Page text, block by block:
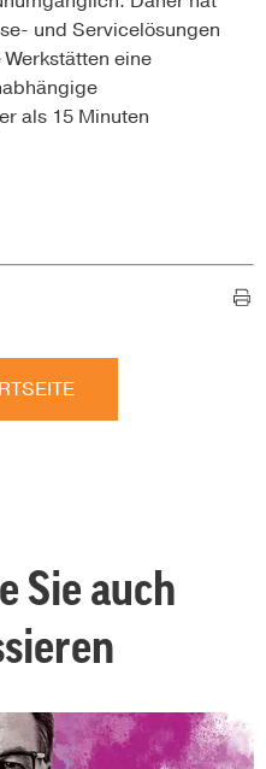
und Servicelösungen
eine
als 15 Minuten
Sie auch